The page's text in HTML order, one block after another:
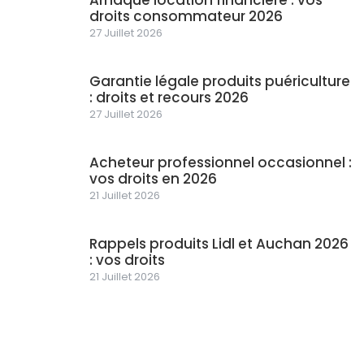
droits consommateur 2026
27 Juillet 2026
Garantie légale produits puériculture
: droits et recours 2026
27 Juillet 2026
Acheteur professionnel occasionnel :
vos droits en 2026
21 Juillet 2026
Rappels produits Lidl et Auchan 2026
: vos droits
21 Juillet 2026